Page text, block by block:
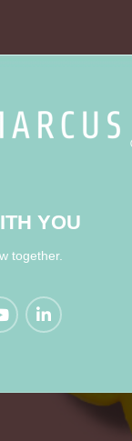
YOU
together.